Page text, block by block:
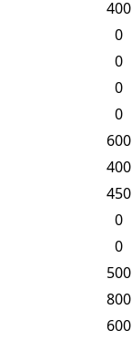
400
0
0
0
0
600
400
450
0
0
500
800
600